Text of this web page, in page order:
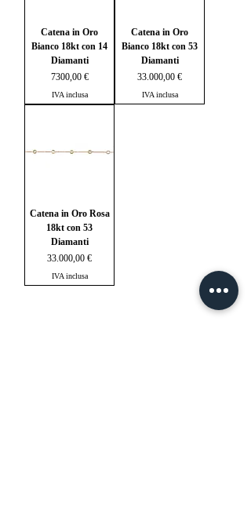
Catena in Oro
Bianco 18kt con 14
Diamanti
Prezzo
7300,00 €
IVA inclusa
Catena in Oro
Bianco 18kt con 53
Diamanti
Prezzo
33.000,00 €
IVA inclusa
Catena in Oro Rosa
18kt con 53
Diamanti
Prezzo
33.000,00 €
IVA inclusa